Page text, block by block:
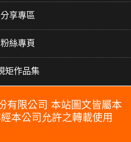
分享專區
粉絲專頁
矩作品集
有限公司 本站圖文皆屬本
本公司允許之轉載使用